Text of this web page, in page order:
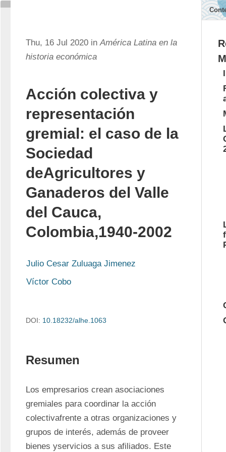
Thu, 16 Jul 2020 inAmérica Latina en la
historia económica
Acción colectiva y
representación
gremial: el caso de la
Sociedad
deAgricultores y
Ganaderos del Valle
del Cauca,
Colombia,1940-2002
Julio Cesar Zuluaga Jimenez
Víctor Cobo
DOI: 10.18232/alhe.1063
Resumen
Los empresarios crean asociaciones
gremiales para coordinar la acción
colectivafrente a otras organizaciones y
grupos de interés, además de proveer
bienes yservicios a sus afiliados. Este